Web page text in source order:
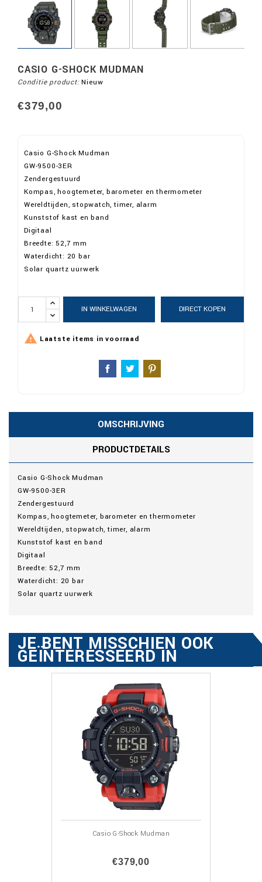
CASIO G-SHOCK MUDMAN
Conditie product: Nieuw
€379,00
Casio G-Shock Mudman
GW-9500-3ER
Zendergestuurd
Kompas, hoogtemeter, barometer en thermometer
Wereldtijden, stopwatch, timer, alarm
Kunststof kast en band
Digitaal
Breedte: 52,7 mm
Waterdicht: 20 bar
Solar quartz uurwerk
IN WINKELWAGEN DIRECT KOPEN
 Laatste items in voorraad
OMSCHRIJVING
PRODUCTDETAILS
Casio G-Shock Mudman
GW-9500-3ER
Zendergestuurd
Kompas, hoogtemeter, barometer en thermometer
Wereldtijden, stopwatch, timer, alarm
Kunststof kast en band
Digitaal
Breedte: 52,7 mm
Waterdicht: 20 bar
Solar quartz uurwerk
JE BENT MISSCHIEN OOK
GEÏNTERESSEERD IN
Casio G-Shock Mudman
€379,00